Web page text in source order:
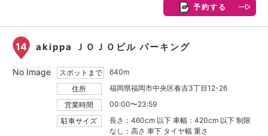
予約する
14 akippa ＪＯＪＯビル パーキング
スポットまで
640m
住所
福岡県福岡市中央区春吉3丁目12-26
営業時間
00:00〜23:59
駐車サイズ
長さ：460cm 以下 車幅：420cm 以下 制限
なし：高さ 車下 タイヤ幅 重さ
No Image